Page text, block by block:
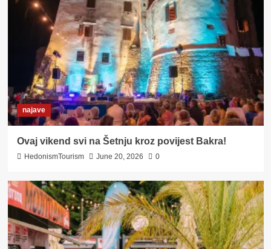
najave
Ovaj vikend svi na Šetnju kroz povijest Bakra!
HedonismTourism June 20, 2026 0